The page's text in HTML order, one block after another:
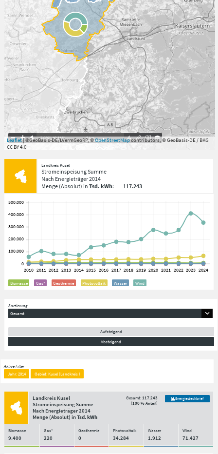
7.059°,49.813° 5km
Leaflet| ©GeoBasis-DE/LVermGeoRP, ©OpenStreetMapcontributors, © GeoBasis-DE / BKG
CC BY 4.0
Landkreis Kusel
Stromeinspeisung Summe
Nach Energieträger2014
Menge(Absolut) in Tsd. kWh: 117.243
Biomasse Gas* Geothermie Photovoltaik Wasser Wind
Sortierung
Gesamt
Aufsteigend
Absteigend
Aktive Filter
Jahr: 2014
Gebiet: Kusel (Landkreis )
Landkreis Kusel
Stromeinspeisung Summe
Nach Energieträger2014
Menge(Absolut) inTsd. kWh
Gesamt: 117.243
(100 % Anteil)
Energiesteckbrief
Biomasse Gas* Geothermie Photovoltaik Wasser Wind
9.400 220 0 34.284 1.912 71.427